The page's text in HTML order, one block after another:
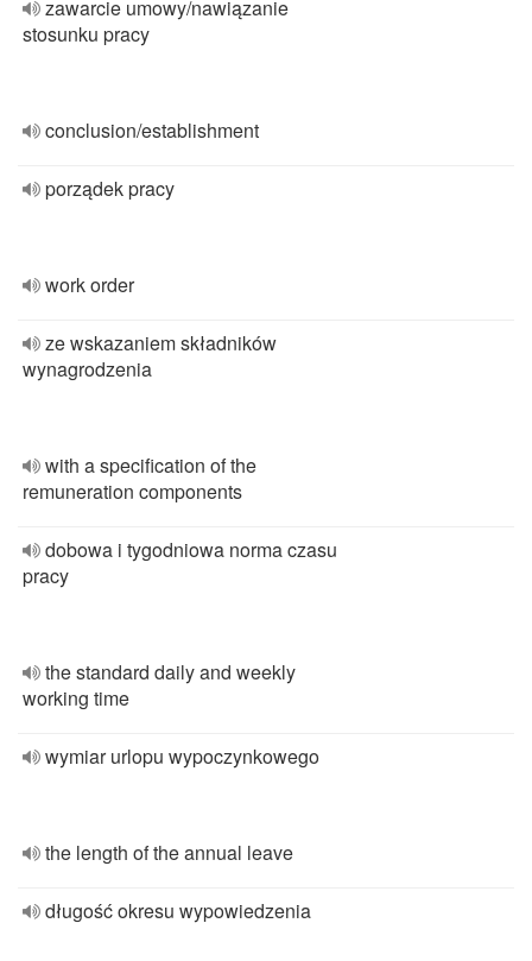
zawarcie umowy/nawiązanie
stosunku pracy
conclusion/establishment
porządek pracy
work order
ze wskazaniem składników
wynagrodzenia
with a specification of the
remuneration components
dobowa i tygodniowa norma czasu
pracy
the standard daily and weekly
working time
wymiar urlopu wypoczynkowego
the length of the annual leave
długość okresu wypowiedzenia